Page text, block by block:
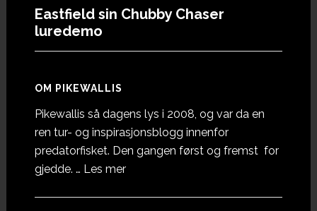
Eastfield sin Chubby Chaser
luredemo
OM PIKEWALLIS
Pikewallis så dagens lys i 2008, og var da en
ren tur- og inspirasjonsblogg innenfor
predatorfisket. Den gangen først og fremst for
gjedde. … Les meromOm